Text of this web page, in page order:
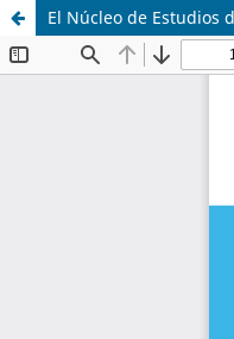
El Núcleo de Estudios